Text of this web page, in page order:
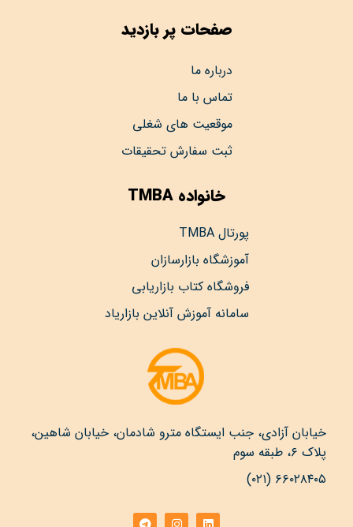
صفحات پر بازدید
درباره ما
تماس با ما
موقعیت های شغلی
ثبت سفارش تحقیقات
خانواده TMBA
پورتال TMBA
آموزشگاه بازارسازان
فروشگاه کتاب بازاریابی
سامانه آموزش آنلاین بازاریاد
خیابان آزادی، جنب ایستگاه مترو شادمان، خیابان شاهین،
پلاک ۶، طبقه سوم
۶۶۰۲۸۴۰۵ (۰۲۱)